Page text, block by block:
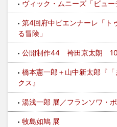
ヴィック・ムニーズ「ビュ
第4回府中ビエンナーレ「ト
る冒険」
公開制作44 袴田京太朗
橋本憲一郎＋山中新太郎『
クス』
湯浅一郎 展／フランソワ・
牧島如鳩 展